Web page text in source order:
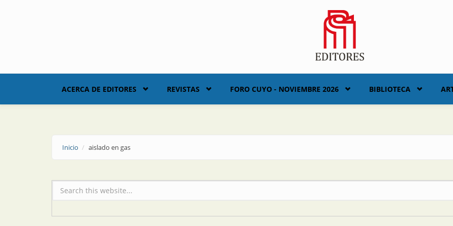
ACERCA DE EDITORES REVISTAS FORO CUYO - NOVIEMBRE 2026 BIBLIOTECA
Inicio aislado en gas
Formulario de búsqueda